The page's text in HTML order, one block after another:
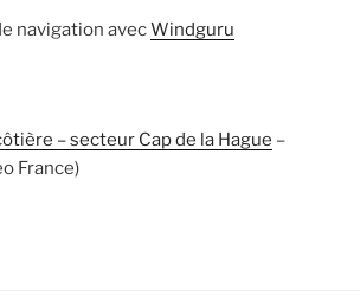
navigation avecWindguru
– secteur Cap de la Hague –
France)